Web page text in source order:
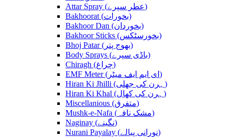
Attar Spray (عطر سپرے)
Bakhoorat (بخورات)
Bakhoor Dan (بخوردان)
Bakhoor Sticks (بخورسٹکس)
Bhoj Patar (بھوج پتر)
Body Sprays (باڈی سپرے)
Chiragh (چراغ)
EMF Meter (ای ایم ایف میٹر)
Hiran Ki Jhilli (ہرن کی جھلی)
Hiran Ki Khal (ہرن کی کھال)
Miscellanious (متفرق)
Mushk-e-Nafa (مشک نافہ)
Naginay (نگینے)
Nurani Payalay (نورانی پیالے)